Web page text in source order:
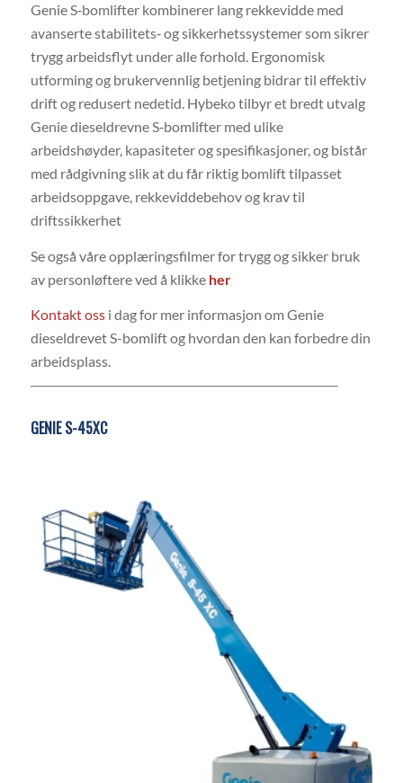
Genie S‑bomlifter kombinerer lang rekkevidde med
avanserte stabilitets‑ og sikkerhetssystemer som sikrer
trygg arbeidsflyt under alle forhold. Ergonomisk
utforming og brukervennlig betjening bidrar til effektiv
drift og redusert nedetid. Hybeko tilbyr et bredt utvalg
Genie dieseldrevne S‑bomlifter med ulike
arbeidshøyder, kapasiteter og spesifikasjoner, og bistår
med rådgivning slik at du får riktig bomlift tilpasset
arbeidsoppgave, rekkeviddebehov og krav til
driftssikkerhet
Se også våre opplæringsfilmer for trygg og sikker bruk
av personløftere ved å klikke her
Kontakt ossi dag for mer informasjon om Genie
dieseldrevet S-bomlift og hvordan den kan forbedre din
arbeidsplass.
GENIE S-45XC